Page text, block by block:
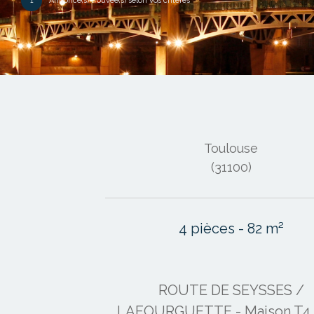
Toulouse
(31100)
4 pièces - 82 m²
ROUTE DE SEYSSES /